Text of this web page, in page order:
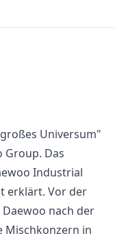
Universum"
Group. Das
Industrial
erklärt. Vor der
nach der
Mischkonzern in